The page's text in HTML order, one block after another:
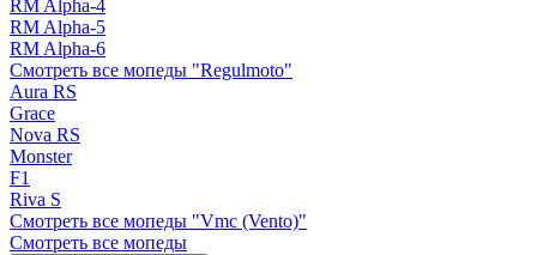
RM Alpha-4
RM Alpha-5
RM Alpha-6
Смотреть все мопеды "Regulmoto"
Aura RS
Grace
Nova RS
Monster
F1
Riva S
Смотреть все мопеды "Vmc (Vento)"
Смотреть все мопеды